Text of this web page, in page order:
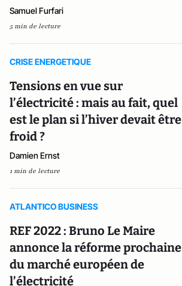
Samuel Furfari
5 min de lecture
CRISE ENERGETIQUE
Tensions en vue sur
l’électricité : mais au fait, quel
est le plan si l’hiver devait être
froid ?
Damien Ernst
1 min de lecture
ATLANTICO BUSINESS
REF 2022 : Bruno Le Maire
annonce la réforme prochaine
du marché européen de
l’électricité